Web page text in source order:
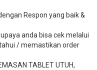
Respon yang baik &
anda bisa cek melalui
/ memastikan order
TABLET UTUH,